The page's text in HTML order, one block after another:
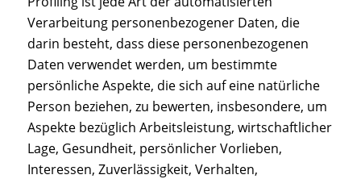
Verarbeitung personenbezogener Daten, die
darin besteht, dass diese personenbezogenen
Daten verwendet werden, um bestimmte
persönliche Aspekte, die sich auf eine natürliche
Person beziehen, zu bewerten, insbesondere, um
Aspekte bezüglich Arbeitsleistung, wirtschaftlicher
Lage, Gesundheit, persönlicher Vorlieben,
Interessen, Zuverlässigkeit, Verhalten,